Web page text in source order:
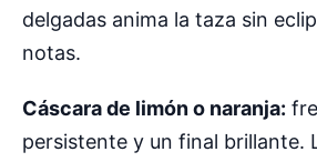
delgadas anima la taza sin
notas.
Cáscara de limón o naranja:
persistente y un final brillante.